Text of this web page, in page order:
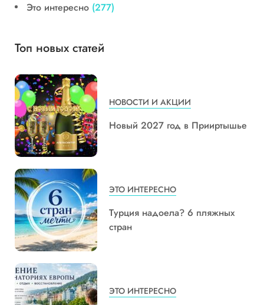
Это интересно (277)
Топ новых статей
НОВОСТИ И АКЦИИ
Новый 2027 год в Прииртышье
ЭТО ИНТЕРЕСНО
Турция надоела? 6 пляжных
стран
ЭТО ИНТЕРЕСНО